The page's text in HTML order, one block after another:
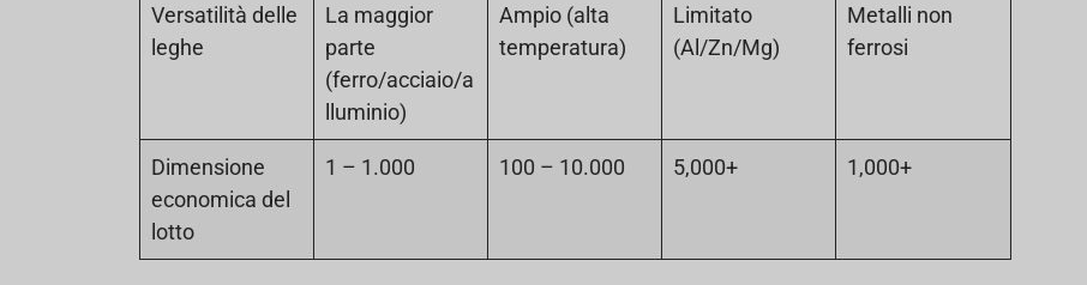
Versatilità delle
leghe
La maggior
parte
(ferro/acciaio/a
lluminio)
Ampio (alta
temperatura)
Limitato
(Al/Zn/Mg)
Metalli non
ferrosi
Dimensione
economica del
lotto
1 – 1.000 100 – 10.000 5,000+ 1,000+